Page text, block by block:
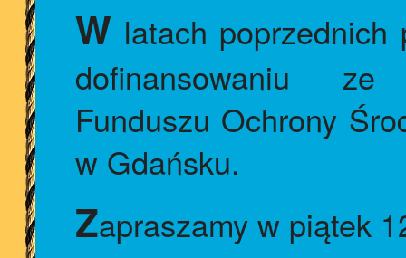
W latach poprzednich
dofinansowaniu ze
Funduszu Ochrony
w Gdańsku.
Zapraszamy w piątek